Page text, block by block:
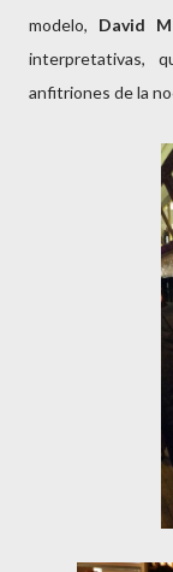
modelo, David
interpretativas,
anfitriones de la